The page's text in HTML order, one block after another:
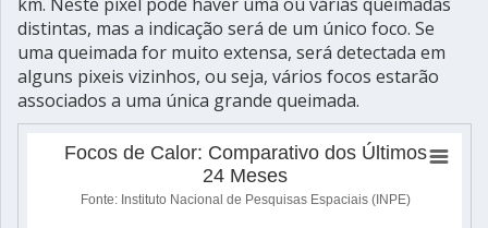
distintas, mas a indicação será de um único foco. Se
uma queimada for muito extensa, será detectada em
alguns pixeis vizinhos, ou seja, vários focos estarão
associados a uma única grande queimada.